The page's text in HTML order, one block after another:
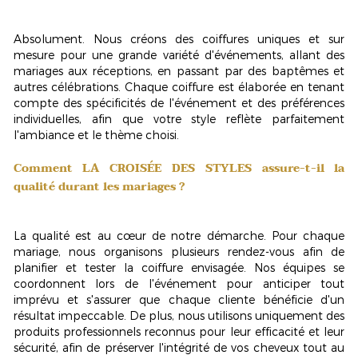
Absolument. Nous créons des coiffures uniques et sur
mesure pour une grande variété d'événements, allant des
mariages aux réceptions, en passant par des baptêmes et
autres célébrations. Chaque coiffure est élaborée en tenant
compte des spécificités de l'événement et des préférences
individuelles, afin que votre style reflète parfaitement
l'ambiance et le thème choisi.
Comment LA CROISÉE DES STYLES assure-t-il la
qualité durant les mariages ?
La qualité est au cœur de notre démarche. Pour chaque
mariage, nous organisons plusieurs rendez-vous afin de
planifier et tester la coiffure envisagée. Nos équipes se
coordonnent lors de l'événement pour anticiper tout
imprévu et s'assurer que chaque cliente bénéficie d'un
résultat impeccable. De plus, nous utilisons uniquement des
produits professionnels reconnus pour leur efficacité et leur
sécurité, afin de préserver l'intégrité de vos cheveux tout au